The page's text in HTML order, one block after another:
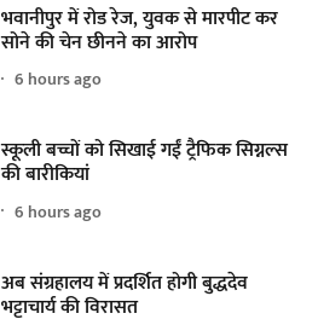
भवानीपुर में रोड रेज, युवक से मारपीट कर
सोने की चेन छीनने का आरोप
6 hours ago
स्कूली बच्चों को सिखाई गईं ट्रैफिक सिग्नल्स
की बारीकियां
6 hours ago
अब संग्रहालय में प्रदर्शित होगी बुद्धदेव
भट्टाचार्य की विरासत